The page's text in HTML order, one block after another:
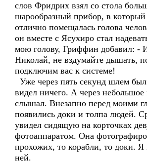
слов Фридрих взял со стола
шарообразный прибор, в
отлично помещалась голова
он вместе с Ясухиро стал
мою голову, Гриффин добавил: -
Николай, не вздумайте дышать,
подключим вас к системе!
Уже через пять секунд шлем
видел ничего. А через
слышал. Внезапно перед моими
появились доки и толпа людей.
увидел сидящую на корточках
фотоаппаратом. Она
прохожих, то корабли, то доки.
ней.